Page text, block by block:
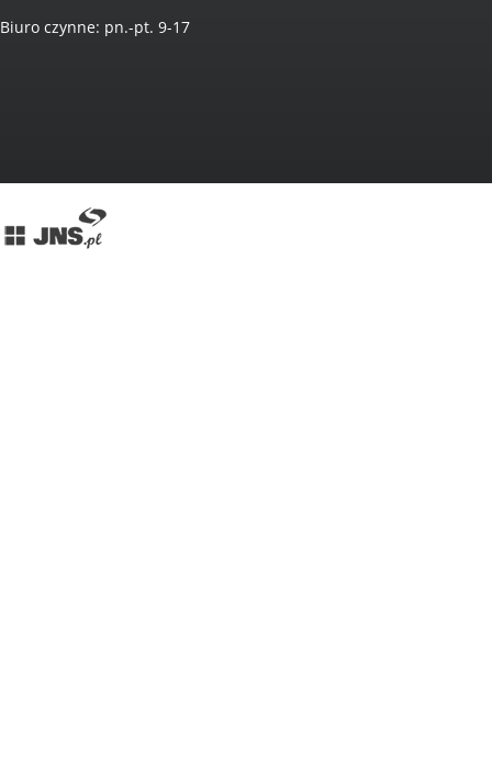
Biuro czynne: pn.-pt. 9-17